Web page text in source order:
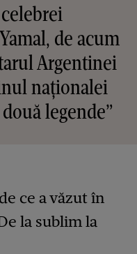
de acum
Argentinei
naționalei
legende”